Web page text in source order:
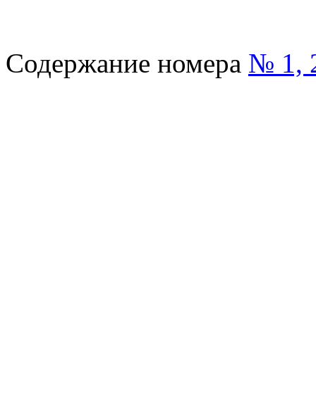
Содержание номера № 1,